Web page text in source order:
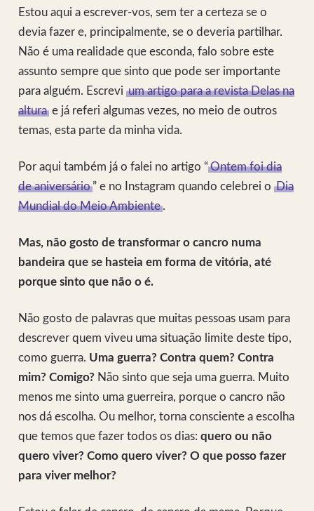
Estou aqui a escrever-vos, sem ter a certeza se o
devia fazer e, principalmente, se o deveria partilhar.
Não é uma realidade que esconda, falo sobre este
assunto sempre que sinto que pode ser importante
para alguém. Escrevium artigo para a revista Delas na
altura e já referi algumas vezes, no meio de outros
temas, esta parte da minha vida.
Por aqui também já o falei no artigo “Ontem foi dia
de aniversário ” e no Instagram quando celebrei oDia
Mundial do Meio Ambiente .
Mas, não gosto de transformar o cancro numa
bandeira que se hasteia em forma de vitória, até
porque sinto que não o é.
Não gosto de palavras que muitas pessoas usam para
descrever quem viveu uma situação limite deste tipo,
como guerra. Uma guerra? Contra quem? Contra
mim? Comigo? Não sinto que seja uma guerra. Muito
menos me sinto uma guerreira, porque o cancro não
nos dá escolha. Ou melhor, torna consciente a escolha
que temos que fazer todos os dias:quero ou não
quero viver? Como quero viver? O que posso fazer
para viver melhor?